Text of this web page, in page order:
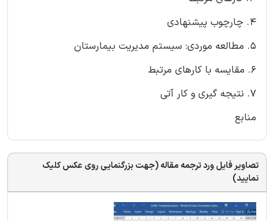
4. چارچوب پیشنهادی
5. مطالعه موردی: سیستم مدیریت بیمارستان
6. مقایسه با کارهای مرتبط
7. نتیجه گیری و کار آتی
منابع
تصاویر فایل ورد ترجمه مقاله (جهت بزرگنمایی روی عکس کلیک
نمایید)